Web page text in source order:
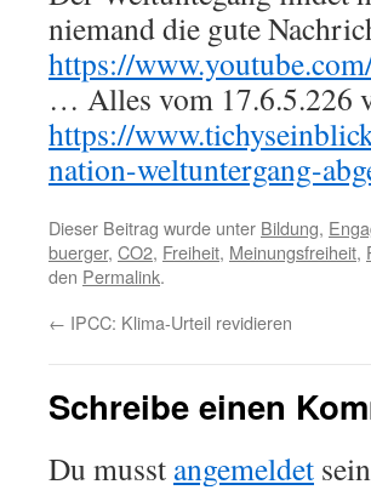
niemand die gute
https://
… Alles vom 17.6.5.226
https://
nation-weltuntergang-
Dieser Beitrag wurde unter Bildung,
buerger, CO2, Freiheit, Meinungsfreiheit,
den Permalink.
← IPCC: Klima-Urteil revidieren
Schreibe einen
Du musst angemeldet